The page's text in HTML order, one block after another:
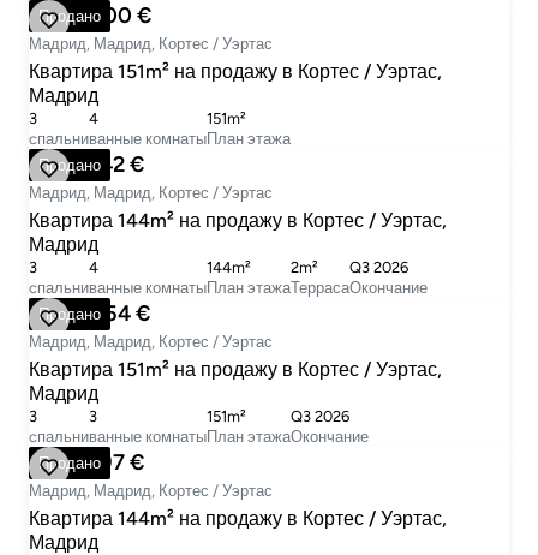
Продано
1 550 000 €
Мадрид, Мадрид, Кортес / Уэртас
Квартира 151m² на продажу в Кортес / Уэртас,
Мадрид
cпальни
3
ванные комнаты
4
План этажа
151m²
Продано
1 925 942 €
Мадрид, Мадрид, Кортес / Уэртас
Квартира 144m² на продажу в Кортес / Уэртас,
Мадрид
cпальни
3
ванные комнаты
4
План этажа
144m²
Терраса
2m²
Окончание
Q3 2026
Продано
2 005 254 €
Мадрид, Мадрид, Кортес / Уэртас
Квартира 151m² на продажу в Кортес / Уэртас,
Мадрид
cпальни
3
ванные комнаты
3
План этажа
151m²
Окончание
Q3 2026
Продано
1 955 397 €
Мадрид, Мадрид, Кортес / Уэртас
Квартира 144m² на продажу в Кортес / Уэртас,
Мадрид